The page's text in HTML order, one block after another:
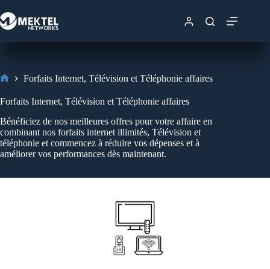
Forfaits Internet, Télévision et Téléphonie affaires
Forfaits Internet, Télévision et Téléphonie affaires
Bénéficiez de nos meilleures offres pour votre affaire en
combinant nos forfaits internet illimités, Télévision et
téléphonie et commencez à réduire vos dépenses et à
améliorer vos performances dès maintenant.